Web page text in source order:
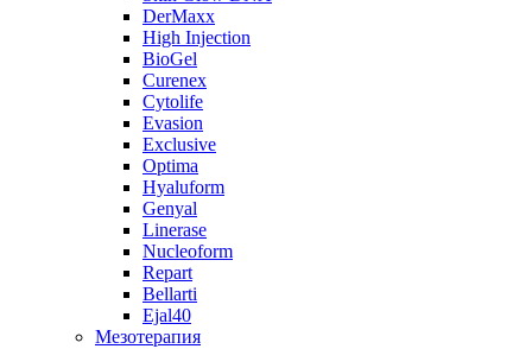
DerMaxx
High Injection
BioGel
Curenex
Cytolife
Evasion
Exclusive
Optima
Hyaluform
Genyal
Linerase
Nucleoform
Repart
Bellarti
Ejal40
Мезотерапия